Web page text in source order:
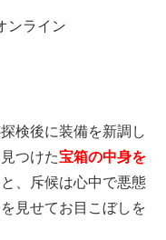
ンライン
検後に装備を新調し
つけた宝箱の中身を
、斥候は心中で悪態
見せてお目こぼしを